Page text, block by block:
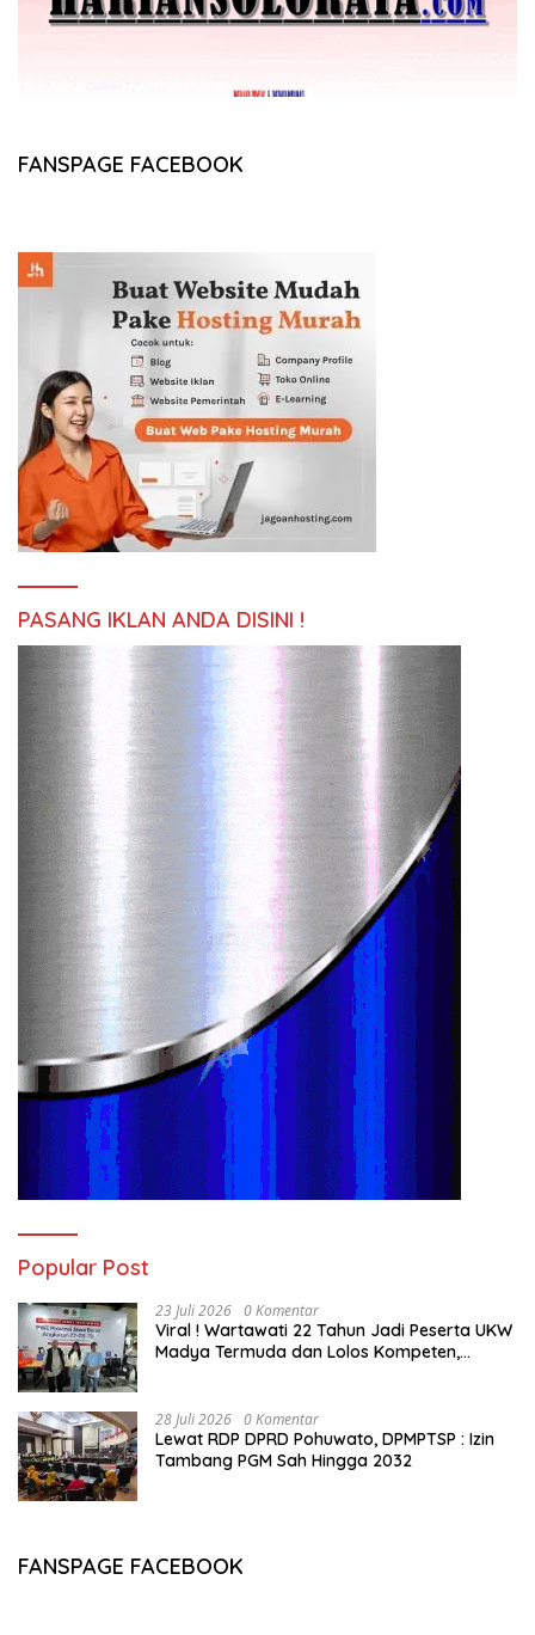
FANSPAGE FACEBOOK
PASANG IKLAN ANDA DISINI !
Popular Post
23 Juli 2026 0 Komentar
Viral ! Wartawati 22 Tahun Jadi Peserta UKW
Madya Termuda dan Lolos Kompeten,
28 Juli 2026 0 Komentar
Lewat RDP DPRD Pohuwato, DPMPTSP : Izin
Tambang PGM Sah Hingga 2032
FANSPAGE FACEBOOK